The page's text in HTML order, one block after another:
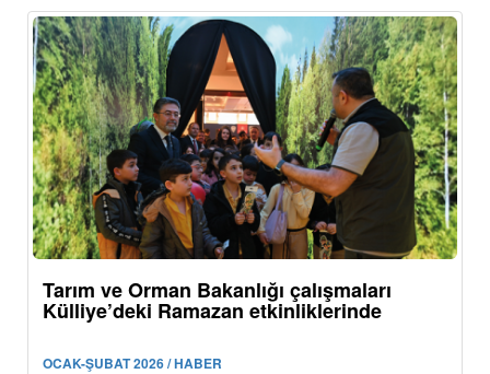
Tarım ve Orman Bakanlığı çalışmaları
Külliye’deki Ramazan etkinliklerinde
OCAK-ŞUBAT 2026 / HABER